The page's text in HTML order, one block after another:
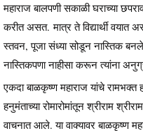
महाराज बालपणी सकाळी घराच्या
करीत असत. मात्र ते विद्यार्थी वयात
स्तवन, पूजा संध्या सोडून नास्तिक बनले.
नास्तिकपणा नाहीसा करून त्यांना
एकदा बाळकृष्ण महाराज यांचे रामभक्त
हनुमंताच्या रोमारोमांतून श्रीराम
वाचनात आले. या वाक्यावर बाळकृष्ण